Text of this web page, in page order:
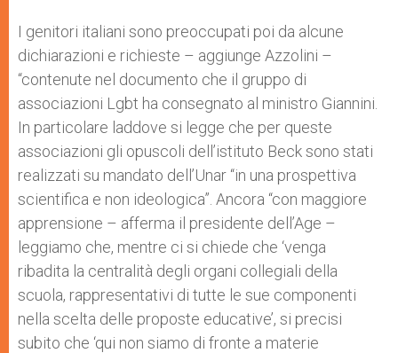
I genitori italiani sono preoccupati poi da alcune
dichiarazioni e richieste – aggiunge Azzolini –
“contenute nel documento che il gruppo di
associazioni Lgbt ha consegnato al ministro Giannini.
In particolare laddove si legge che per queste
associazioni gli opuscoli dell’istituto Beck sono stati
realizzati su mandato dell’Unar “in una prospettiva
scientifica e non ideologica”. Ancora “con maggiore
apprensione – afferma il presidente dell’Age –
leggiamo che, mentre ci si chiede che ‘venga
ribadita la centralità degli organi collegiali della
scuola, rappresentativi di tutte le sue componenti
nella scelta delle proposte educative’, si precisi
subito che ‘qui non siamo di fronte a materie